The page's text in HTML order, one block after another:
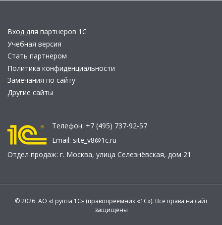
Вход для партнеров 1С
Учебная версия
Стать партнером
Политика конфиденциальности
Замечания по сайту
Другие сайты
Телефон: +7 (495) 737-92-57
Email: site_v8@1c.ru
Отдел продаж: г. Москва, улица Селезнёвская, дом 21
© 2026 АО «Группа 1С» (правопреемник «1С»). Все права на сайт
защищены